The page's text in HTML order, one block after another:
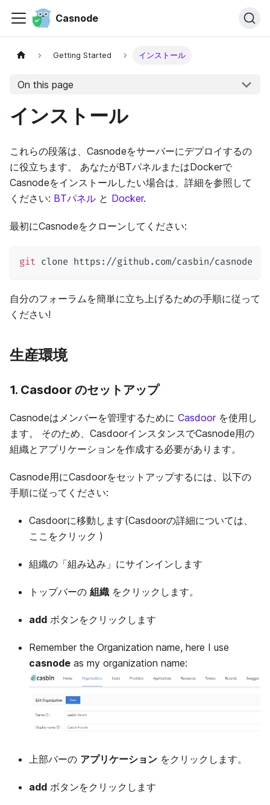
Casnode
Getting Started インストール
On this page
インストール
これらの段落は、Casnodeをサーバーにデプロイするの
に役立ちます。 あなたがBTパネルまたはDockerで
Casnodeをインストールしたい場合は、詳細を参照して
ください: BTパネル と Docker.
最初にCasnodeをクローンしてください:
git clone https://github.com/casbin/casnode
自分のフォーラムを簡単に立ち上げるための手順に従って
ください!
生産環境
1. Casdoor のセットアップ
Casnodeはメンバーを管理するために Casdoorを使用し
ます。 そのため、CasdoorインスタンスでCasnode用の
組織とアプリケーションを作成する必要があります。
Casnode用にCasdoorをセットアップするには、以下の
手順に従ってください:
Casdoorに移動します(Casdoorの詳細については、
ここをクリック )
組織の「組み込み」にサインインします
トップバーの 組織 をクリックします。
add ボタンをクリックします
Remember the Organization name, here I use
casnode as my organization name:
上部バーの アプリケーション をクリックします。
add ボタンをクリックします